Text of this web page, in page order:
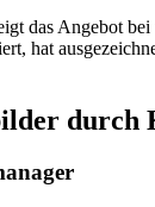
das Angebot
hat
durch